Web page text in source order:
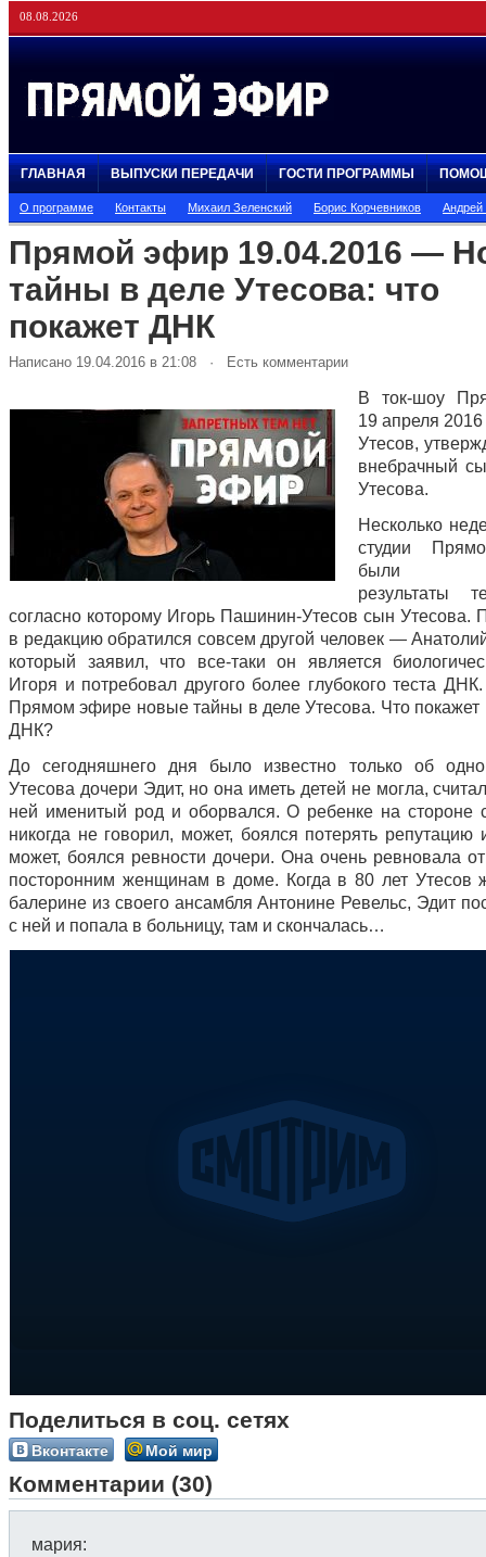
08.08.2026
ГЛАВНАЯ ВЫПУСКИ ПЕРЕДАЧИ ГОСТИ ПРОГРАММЫ
О программе Контакты Михаил Зеленский Борис Корчевников
Прямой эфир 19.04.2016 —
тайны в деле Утесова: что
покажет ДНК
Написано 19.04.2016 в 21:08 · Есть комментарии
В ток-шоу
19 апреля
Утесов,
внебрачный
Утесова.
Несколько
студии
были
результаты
согласно которому Игорь Пашинин-Утесов сын Утесова.
в редакцию обратился совсем другой человек —
который заявил, что все-таки он является
Игоря и потребовал другого более глубокого теста
Прямом эфире новые тайны в деле Утесова. Что покажет
ДНК?
До сегодняшнего дня было известно только об
Утесова дочери Эдит, но она иметь детей не могла,
ней именитый род и оборвался. О ребенке на стороне
никогда не говорил, может, боялся потерять репутацию
может, боялся ревности дочери. Она очень ревновала
посторонним женщинам в доме. Когда в 80 лет Утесов
балерине из своего ансамбля Антонине Ревельс, Эдит
с ней и попала в больницу, там и скончалась…
Поделиться в соц. сетях
Вконтакте Мой мир
Комментарии (30)
мария: